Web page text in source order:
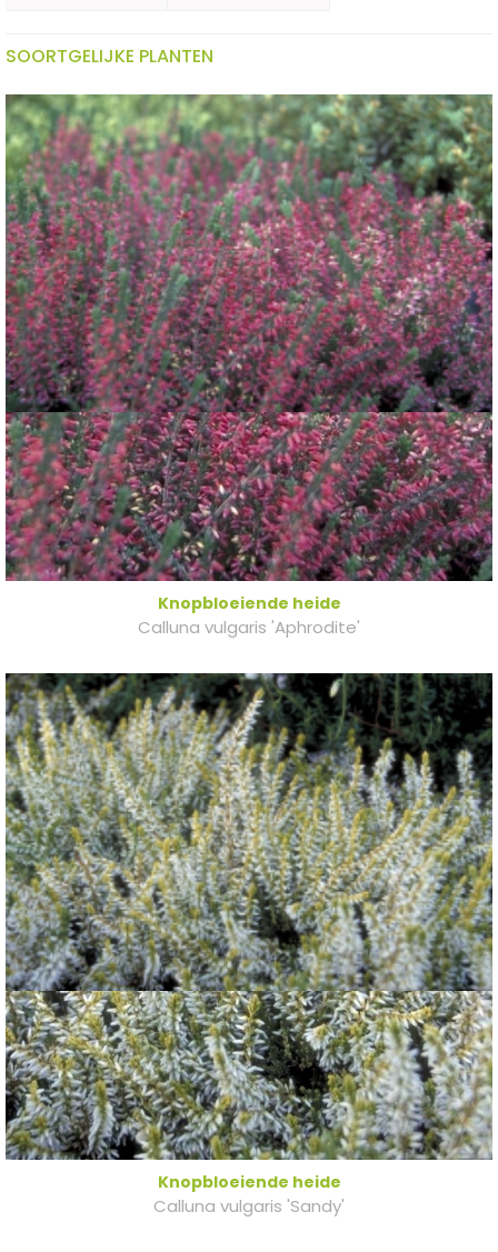
SOORTGELIJKE PLANTEN
Knopbloeiende heide
Calluna vulgaris 'Aphrodite'
Knopbloeiende heide
Calluna vulgaris 'Sandy'